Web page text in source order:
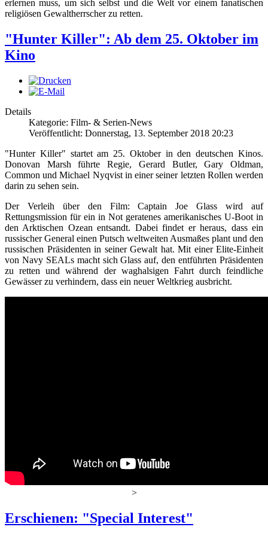
erlernen muss, um sich selbst und die Welt vor einem fanatischen
religiösen Gewaltherrscher zu retten.
"Hunter Killer": Ab dem 25. Oktober im
Kino
Details
Kategorie: Film- & Serien-News
Veröffentlicht: Donnerstag, 13. September 2018 20:23
"Hunter Killer" startet am 25. Oktober in den deutschen Kinos.
Donovan Marsh führte Regie, Gerard Butler, Gary Oldman,
Common und Michael Nyqvist in einer seiner letzten Rollen werden
darin zu sehen sein.
Der Verleih über den Film: Captain Joe Glass wird auf
Rettungsmission für ein in Not geratenes amerikanisches U-Boot in
den Arktischen Ozean entsandt. Dabei findet er heraus, dass ein
russischer General einen Putsch weltweiten Ausmaßes plant und den
russischen Präsidenten in seiner Gewalt hat. Mit einer Elite-Einheit
von Navy SEALs macht sich Glass auf, den entführten Präsidenten
zu retten und während der waghalsigen Fahrt durch feindliche
Gewässer zu verhindern, dass ein neuer Weltkrieg ausbricht.
>
Erschienen: "Special Interest"